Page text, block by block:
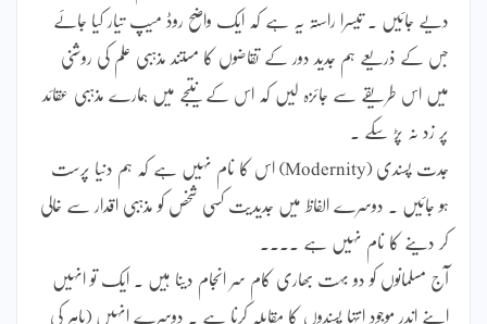
دیے جائیں ۔ تیسرا راستہ یہ ہے کہ ایک واضح روڈ میپ تیار کیا جائے
جس کے ذریعے ہم جدید دور کے تقاضوں کا مستند مذہبی علم کی روشنی
میں اس طریقے سے جائزہ لیں کہ اس کے نتیجے میں ہمارے مذہبی عقائد
پر زد نہ پڑ سکے ۔
جدت پسندی (Modernity) اس کا نام نہیں ہے کہ ہم دنیا پرست
ہو جائیں ۔ دوسرے الفاظ میں جدیدیت کسی شخص کو مذہبی اقدار سے خالی
کر دینے کا نام نہیں ہے ۔۔۔۔
آج مسلمانوں کو دو بہت بھاری کام سر انجام دینا ہیں ۔ ایک تو انہیں
اپنے اندر موجود انتہا پسندوں کا مقابلہ کرنا ہے ۔ دوسرے انہیں (باہر کی